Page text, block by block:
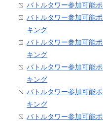
バトルタワー参加可能
バトルタワー参加可能
キング
バトルタワー参加可能
キング
バトルタワー参加可能
キング
バトルタワー参加可能
キング
バトルタワー参加可能